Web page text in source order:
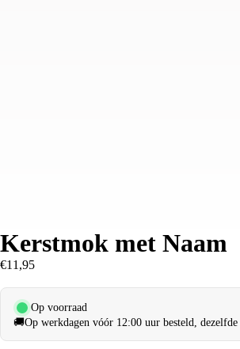
Kerstmok met Naam
€11,95
Op voorraad
🚚Op werkdagen vóór 12:00 uur besteld, dezelfde